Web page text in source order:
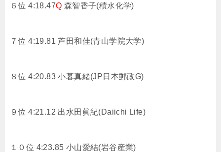
６位 4:18.47Q 森智香子(積水化学)
７位 4:19.81芦田和佳(青山学院大学)
８位 4:20.83小暮真緒(JP日本郵政G)
９位 4:21.12 出水田眞紀(Daiichi Life)
１０位 4:23.85 小山愛結(岩谷産業)